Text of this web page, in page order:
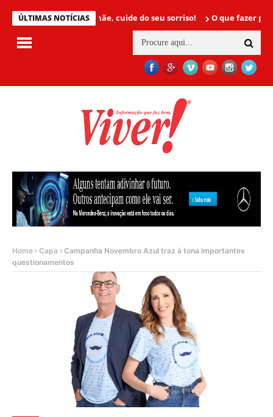
ÚLTIMAS NOTÍCIAS
Mamãe, cuide do seu sorriso! O que fazer para não
Home Capa
Campanha Novembro Azul traz à tona importantes
questionamentos